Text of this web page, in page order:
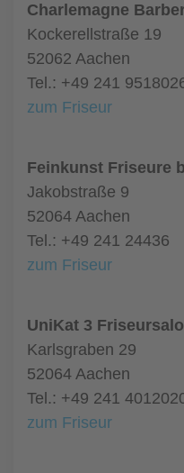
Charlemagne
Kockerellstraße 19
52062 Aachen
Tel.: +49 241
zum Friseur
Feinkunst Friseure
Jakobstraße 9
52064 Aachen
Tel.: +49 241 24436
zum Friseur
UniKat 3
Karlsgraben 29
52064 Aachen
Tel.: +49 241
zum Friseur